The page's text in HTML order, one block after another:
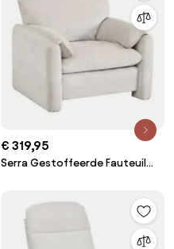
€ 319,95
Serra Gestoffeerde Fauteuil